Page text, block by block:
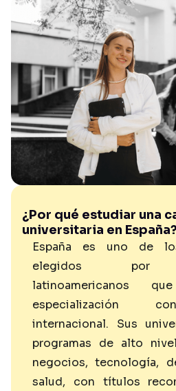
¿Por qué estudiar una
universitaria en España?
España es uno de
elegidos por
latinoamericanos
especialización
internacional. Sus
programas de alto
negocios, tecnología,
salud, con títulos